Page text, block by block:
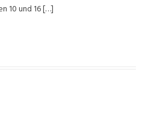
10 und 16 […]